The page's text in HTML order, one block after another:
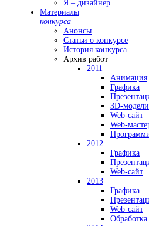
Я – дизайнер
Материалы
конкурса
Анонсы
Статьи о конкурсе
История конкурса
Архив работ
2011
Анимация
Графика
3D-
Web-сайт
Web-
2012
Графика
Web-сайт
2013
Графика
Web-сайт